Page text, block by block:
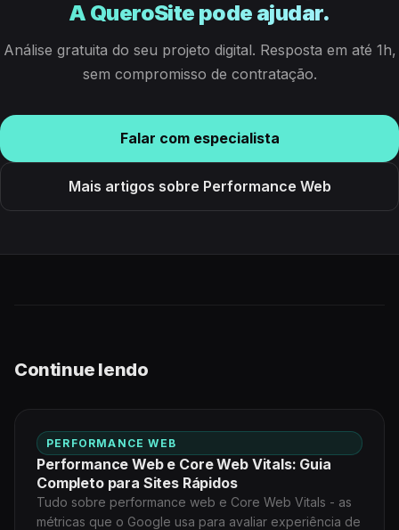
A QueroSite pode ajudar.
Análise gratuita do seu projeto digital. Resposta em até 1h,
sem compromisso de contratação.
Falar com especialista
Mais artigos sobre Performance Web
Continue lendo
PERFORMANCE WEB
Performance Web e Core Web Vitals: Guia
Completo para Sites Rápidos
Tudo sobre performance web e Core Web Vitals - as
métricas que o Google usa para avaliar experiência de